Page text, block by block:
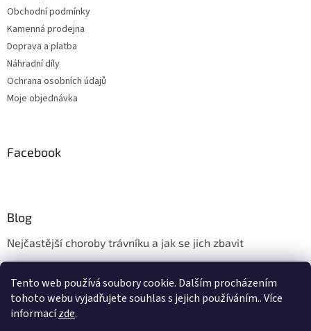
Tento web používá soubory cookie. Dalším procházením
tohoto webu vyjadřujete souhlas s jejich používáním.. Více
informacízde.
Obchodní podmínky
Kamenná prodejna
Doprava a platba
Náhradní díly
Ochrana osobních údajů
Moje objednávka
Facebook
Blog
Nejčastější choroby trávníku a jak se jich zbavit
Údržba trávníku v měsíci květnu